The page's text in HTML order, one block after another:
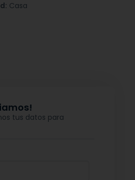
Casa
tus datos para